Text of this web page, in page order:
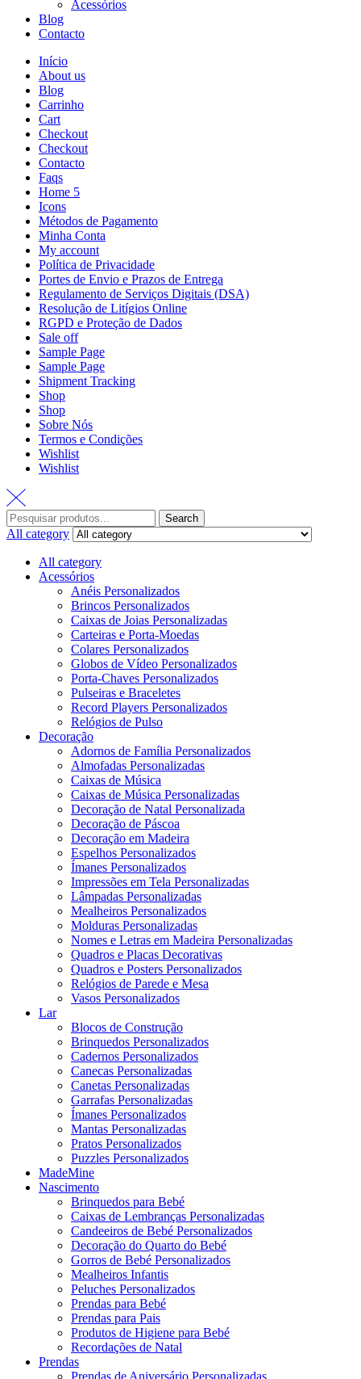
Acessórios
Blog
Contacto
Início
About us
Blog
Carrinho
Cart
Checkout
Checkout
Contacto
Faqs
Home 5
Icons
Métodos de Pagamento
Minha Conta
My account
Política de Privacidade
Portes de Envio e Prazos de Entrega
Regulamento de Serviços Digitais (DSA)
Resolução de Litígios Online
RGPD e Proteção de Dados
Sale off
Sample Page
Sample Page
Shipment Tracking
Shop
Shop
Sobre Nós
Termos e Condições
Wishlist
Wishlist
Search
All category
All category
Acessórios
Anéis Personalizados
Brincos Personalizados
Caixas de Joias Personalizadas
Carteiras e Porta-Moedas
Colares Personalizados
Globos de Vídeo Personalizados
Porta-Chaves Personalizados
Pulseiras e Braceletes
Record Players Personalizados
Relógios de Pulso
Decoração
Adornos de Família Personalizados
Almofadas Personalizadas
Caixas de Música
Caixas de Música Personalizadas
Decoração de Natal Personalizada
Decoração de Páscoa
Decoração em Madeira
Espelhos Personalizados
Ímanes Personalizados
Impressões em Tela Personalizadas
Lâmpadas Personalizadas
Mealheiros Personalizados
Molduras Personalizadas
Nomes e Letras em Madeira Personalizadas
Quadros e Placas Decorativas
Quadros e Posters Personalizados
Relógios de Parede e Mesa
Vasos Personalizados
Lar
Blocos de Construção
Brinquedos Personalizados
Cadernos Personalizados
Canecas Personalizadas
Canetas Personalizadas
Garrafas Personalizadas
Ímanes Personalizados
Mantas Personalizadas
Pratos Personalizados
Puzzles Personalizados
MadeMine
Nascimento
Brinquedos para Bebé
Caixas de Lembranças Personalizadas
Candeeiros de Bebé Personalizados
Decoração do Quarto do Bebé
Gorros de Bebé Personalizados
Mealheiros Infantis
Peluches Personalizados
Prendas para Bebé
Prendas para Pais
Produtos de Higiene para Bebé
Recordações de Natal
Prendas